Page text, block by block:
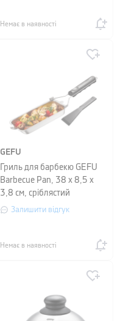
Немає в наявності
GEFU
Гриль для барбекю GEFU
Barbecue Pan, 38 х 8,5 х
3,8 см, сріблястий
Залишити відгук
Немає в наявності